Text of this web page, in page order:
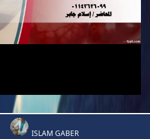
ISLAM GABER